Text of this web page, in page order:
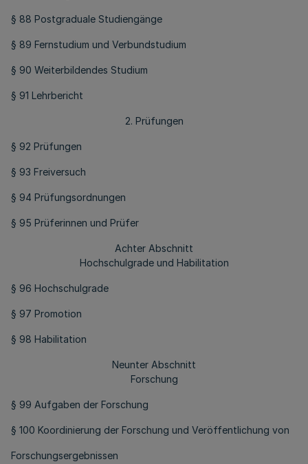
§ 88 Postgraduale Studiengänge
§ 89 Fernstudium und Verbundstudium
§ 90 Weiterbildendes Studium
§ 91 Lehrbericht
2. Prüfungen
§ 92 Prüfungen
§ 93 Freiversuch
§ 94 Prüfungsordnungen
§ 95 Prüferinnen und Prüfer
Achter Abschnitt
Hochschulgrade und Habilitation
§ 96 Hochschulgrade
§ 97 Promotion
§ 98 Habilitation
Neunter Abschnitt
Forschung
§ 99 Aufgaben der Forschung
§ 100 Koordinierung der Forschung und Veröffentlichung von
Forschungsergebnissen